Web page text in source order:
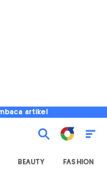
artikel
BEAUTY FASHION